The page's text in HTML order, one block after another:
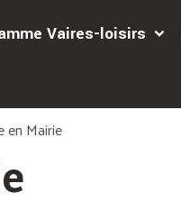
Vaires-loisirs
en Mairie